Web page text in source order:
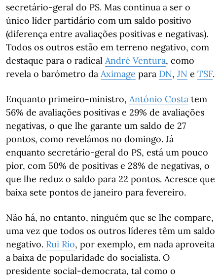
secretário-geral do PS. Mas continua a ser o
único líder partidário com um saldo positivo
(diferença entre avaliações positivas e negativas).
Todos os outros estão em terreno negativo, com
destaque para o radical André Ventura, como
revela o barómetro da Aximage para DN, JN e TSF.
Enquanto primeiro-ministro, António Costa tem
56% de avaliações positivas e 29% de avaliações
negativas, o que lhe garante um saldo de 27
pontos, como revelámos no domingo. Já
enquanto secretário-geral do PS, está um pouco
pior, com 50% de positivas e 28% de negativas, o
que lhe reduz o saldo para 22 pontos. Acresce que
baixa sete pontos de janeiro para fevereiro.
Não há, no entanto, ninguém que se lhe compare,
uma vez que todos os outros líderes têm um saldo
negativo. Rui Rio, por exemplo, em nada aproveita
a baixa de popularidade do socialista. O
presidente social-democrata, tal como o